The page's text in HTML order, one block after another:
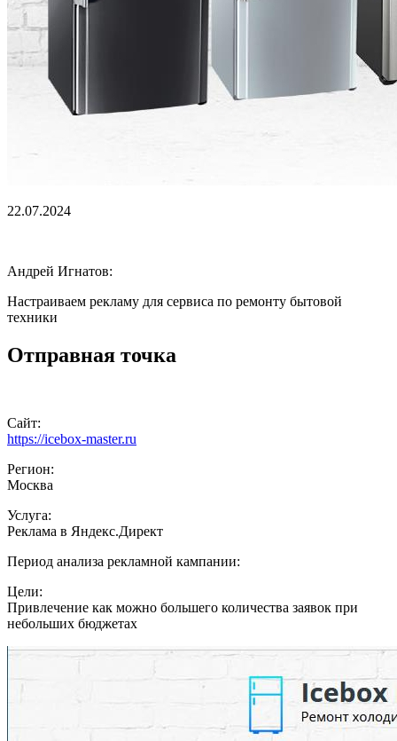
22.07.2024
Андрей Игнатов:
Настраиваем рекламу для сервиса по ремонту бытовой
техники
Отправная точка
Сайт:
https://icebox-master.ru
Регион:
Москва
Услуга:
Реклама в Яндекс.Директ
Период анализа рекламной кампании:
Цели:
Привлечение как можно большего количества заявок при
небольших бюджетах